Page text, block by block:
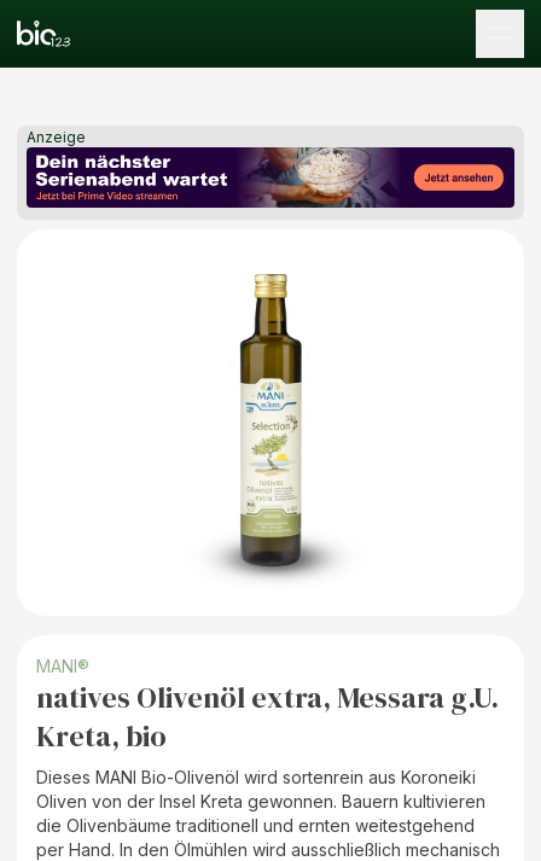
Anzeige
MANI®
natives Olivenöl extra, Messara g.U.
Kreta, bio
Dieses MANI Bio-Olivenöl wird sortenrein aus Koroneiki
Oliven von der Insel Kreta gewonnen. Bauern kultivieren
die Olivenbäume traditionell und ernten weitestgehend
per Hand. In den Ölmühlen wird ausschließlich mechanisch